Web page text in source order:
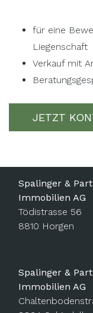
für eine
Liegenschaft
Verkauf mit
JETZT
Spalinger &
Immobilien AG
Tödistrasse 56
8810 Horgen
Spalinger &
Immobilien AG